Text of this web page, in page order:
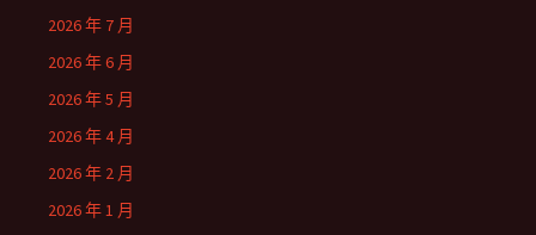
2026 年 7 月
2026 年 6 月
2026 年 5 月
2026 年 4 月
2026 年 2 月
2026 年 1 月